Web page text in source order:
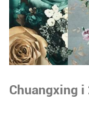
Chuangxing